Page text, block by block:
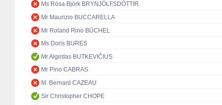
Ms Rósa Björk BRYNJÓLFSDÓTTIR
Mr Maurizio BUCCARELLA
Mr Roland Rino BÜCHEL
Ms Doris BURES
Mr Algirdas BUTKEVIČIUS
Mr Pino CABRAS
M. Bernard CAZEAU
Sir Christopher CHOPE